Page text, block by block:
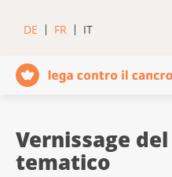
DE FR IT
Vernissage
tematico